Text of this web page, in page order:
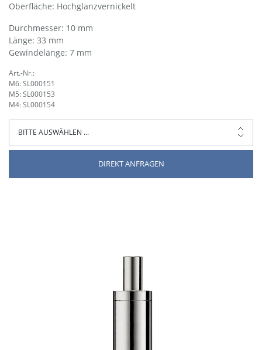
Oberfläche: Hochglanzvernickelt
Durchmesser: 10 mm
Länge: 33 mm
Gewindelänge: 7 mm
Art.-Nr.:
M6: SL000151
M5: SL000153
M4: SL000154
DIREKT ANFRAGEN